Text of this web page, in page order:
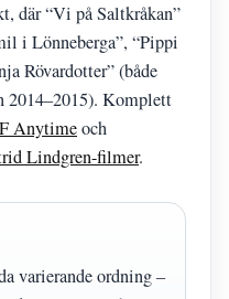
där “Vi på Saltkråkan”
i Lönneberga”, “Pippi
Rövardotter” (både
2014–2015). Komplett
Anytimeoch
Lindgren-filmer.
varierande ordning –